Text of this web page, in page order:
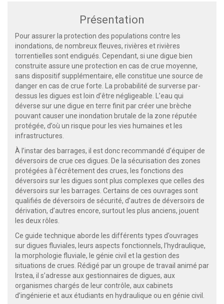
Présentation
Pour assurer la protection des populations contre les
inondations, de nombreux fleuves, rivières et rivières
torrentielles sont endigués. Cependant, si une digue bien
construite assure une protection en cas de crue moyenne,
sans dispositif supplémentaire, elle constitue une source de
danger en cas de crue forte. La probabilité de surverse par-
dessus les digues est loin d’être négligeable. L’eau qui
déverse sur une digue en terre finit par créer une brèche
pouvant causer une inondation brutale de la zone réputée
protégée, d’où un risque pour les vies humaines et les
infrastructures.
À l’instar des barrages, il est donc recommandé d’équiper de
déversoirs de crue ces digues. De la sécurisation des zones
protégées à l’écrêtement des crues, les fonctions des
déversoirs sur les digues sont plus complexes que celles des
déversoirs sur les barrages. Certains de ces ouvrages sont
qualifiés de déversoirs de sécurité, d’autres de déversoirs de
dérivation, d’autres encore, surtout les plus anciens, jouent
les deux rôles.
Ce guide technique aborde les différents types d’ouvrages
sur digues fluviales, leurs aspects fonctionnels, l’hydraulique,
la morphologie fluviale, le génie civil et la gestion des
situations de crues. Rédigé par un groupe de travail animé par
Irstea, il s’adresse aux gestionnaires de digues, aux
organismes chargés de leur contrôle, aux cabinets
d’ingénierie et aux étudiants en hydraulique ou en génie civil.